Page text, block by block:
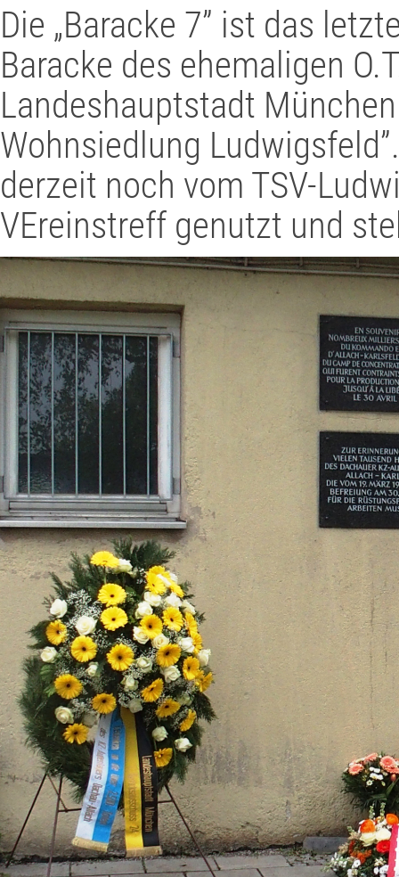
Die „Baracke 7” ist das
Baracke des ehemaligen
Landeshauptstadt
Wohnsiedlung
derzeit noch vom TSV-
VEreinstreff genutzt und